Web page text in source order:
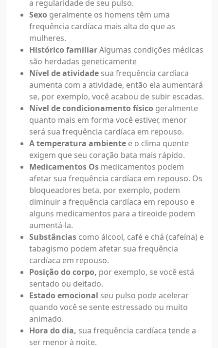
a regularidade de seu pulso.
Sexo geralmente os homens têm uma
frequência cardíaca mais alta do que as
mulheres.
Histórico familiarAlgumas condições médicas
são herdadas geneticamente
Nível de atividade sua frequência cardíaca
aumenta com a atividade, então ela aumentará
se, por exemplo, você acabou de subir escadas.
Nível de condicionamento físico geralmente
quanto mais em forma você estiver, menor
será sua frequência cardíaca em repouso.
A temperatura ambiente e o clima quente
exigem que seu coração bata mais rápido.
Medicamentos Os medicamentos podem
afetar sua frequência cardíaca em repouso. Os
bloqueadores beta, por exemplo, podem
diminuir a frequência cardíaca em repouso e
alguns medicamentos para a tireoide podem
aumentá-la.
Substâncias como álcool, café e chá (cafeína) e
tabagismo podem afetar sua frequência
cardíaca em repouso.
Posição do corpo, por exemplo, se você está
sentado ou deitado.
Estado emocional seu pulso pode acelerar
quando você se sente estressado ou muito
animado.
Hora do dia, sua frequência cardíaca tende a
ser menor à noite.